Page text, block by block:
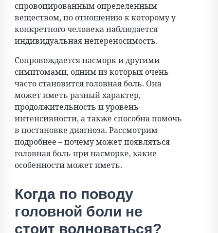
спровоцированным определенным
веществом, по отношению к которому у
конкретного человека наблюдается
индивидуальная непереносимость.
Сопровождается насморк и другими
симптомами, одним из которых очень
часто становится головная боль. Она
может иметь разный характер,
продолжительность и уровень
интенсивности, а также способна помочь
в постановке диагноза. Рассмотрим
подробнее – почему может появляться
головная боль при насморке, какие
особенности может иметь.
Когда по поводу
головной боли не
стоит волноваться?